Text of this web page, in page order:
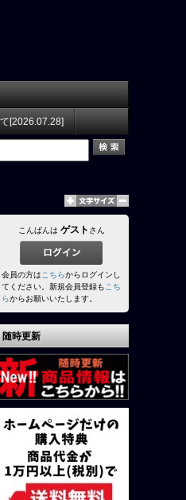
[2026.07.28]
こんばんは ゲスト さん
会員の方はこちらからログインし
てください。新規会員登録もこち
らからお願いいたします。
随時更新